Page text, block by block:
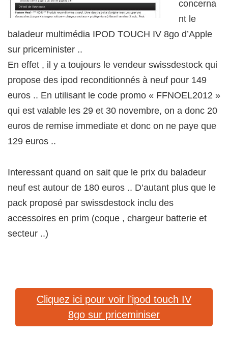
concerna
nt le
baladeur multimédia IPOD TOUCH IV 8go d’Apple
sur priceminister ..
En effet , il y a toujours le vendeur swissdestock qui
propose des ipod reconditionnés à neuf pour 149
euros .. En utilisant le code promo « FFNOEL2012 »
qui est valable les 29 et 30 novembre, on a donc 20
euros de remise immediate et donc on ne paye que
129 euros ..
Interessant quand on sait que le prix du baladeur
neuf est autour de 180 euros .. D’autant plus que le
pack proposé par swissdestock inclu des
accessoires en prim (coque , chargeur batterie et
secteur ..)
Cliquez ici pour voir l’ipod touch IV
8go sur priceminiser